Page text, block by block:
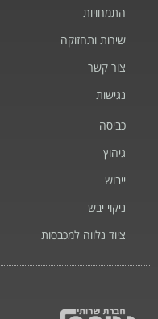
התמחויות
שירות ותחזוקה
צור קשר
נגישות
כביסה
גיהוץ
ייבוש
ניקוי יבש
ציוד נלווה למכבסות